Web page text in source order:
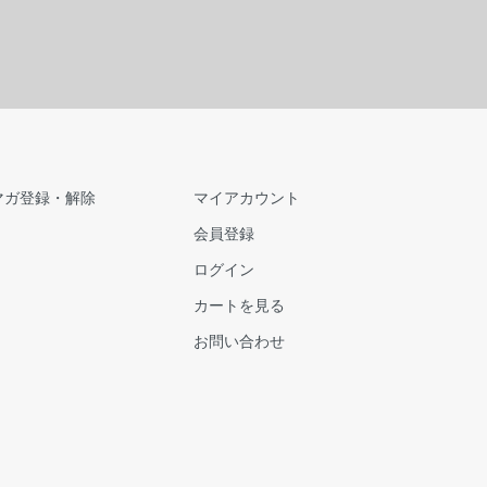
登録・解除
マイアカウント
会員登録
ログイン
カートを見る
お問い合わせ